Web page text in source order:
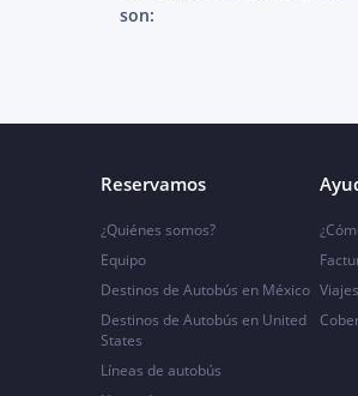
son:
Reservamos
¿Quiénes somos?
Equipo
Destinos de Autobús en México
Destinos de Autobús en United
States
Líneas de autobús